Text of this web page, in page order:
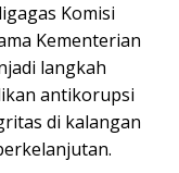
Komisi
Kementerian
langkah
antikorupsi
di kalangan